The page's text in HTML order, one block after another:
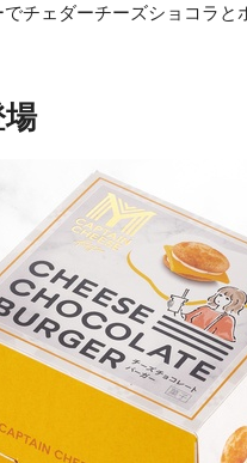
チェダーチーズショコラと